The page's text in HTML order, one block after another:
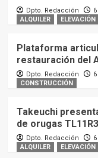
Dpto. Redacción
ALQUILER
ELEVACIÓN
Plataforma
restauración del
Dpto. Redacción
CONSTRUCCIÓN
Takeuchi
de orugas TL11R3
Dpto. Redacción
ALQUILER
ELEVACIÓN